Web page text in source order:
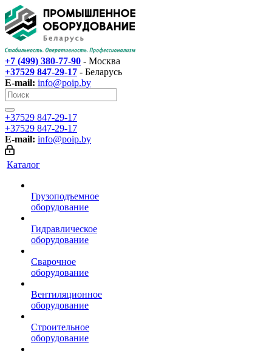
+7 (499) 380-77-90 - Москва
+37529 847-29-17‬ - Беларусь
E-mail: info@poip.by
+37529 847-29-17‬
+37529 847-29-17‬
E-mail: info@poip.by
Каталог
Грузоподъемное
оборудование
Гидравлическое
оборудование
Сварочное
оборудование
Вентиляционное
оборудование
Строительное
оборудование